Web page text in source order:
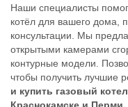
Наши специалисты
котёл для вашего дома,
консультации. Мы
открытыми камерами
контурные модели.
чтобы получить лучшие
и купить газовый